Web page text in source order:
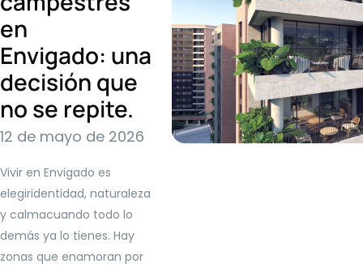
en
Envigado: una
decisión que
no se repite.
12 de mayo de 2026
Vivir en Envigado es
elegiridentidad, naturaleza
y calmacuando todo lo
demás ya lo tienes. Hay
zonas que enamoran por